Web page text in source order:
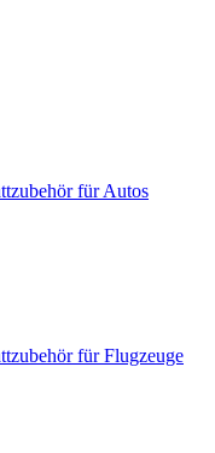
für Autos
für Flugzeuge